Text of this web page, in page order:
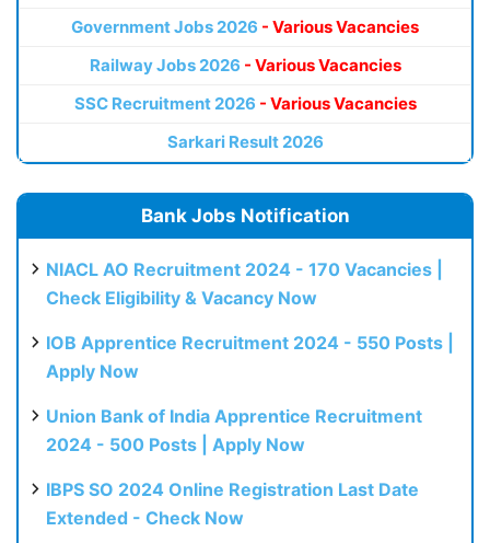
Government Jobs 2026 - Various Vacancies
Railway Jobs 2026 - Various Vacancies
SSC Recruitment 2026 - Various Vacancies
Sarkari Result 2026
Bank Jobs Notification
NIACL AO Recruitment 2024 - 170 Vacancies |
Check Eligibility & Vacancy Now
IOB Apprentice Recruitment 2024 - 550 Posts |
Apply Now
Union Bank of India Apprentice Recruitment
2024 - 500 Posts | Apply Now
IBPS SO 2024 Online Registration Last Date
Extended - Check Now